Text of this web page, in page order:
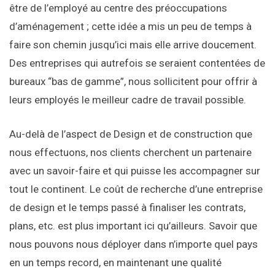
être de l’employé au centre des préoccupations
d’aménagement ; cette idée a mis un peu de temps à
faire son chemin jusqu’ici mais elle arrive doucement.
Des entreprises qui autrefois se seraient contentées de
bureaux “bas de gamme”, nous sollicitent pour offrir à
leurs employés le meilleur cadre de travail possible.
Au-delà de l’aspect de Design et de construction que
nous effectuons, nos clients cherchent un partenaire
avec un savoir-faire et qui puisse les accompagner sur
tout le continent. Le coût de recherche d’une entreprise
de design et le temps passé à finaliser les contrats,
plans, etc. est plus important ici qu’ailleurs. Savoir que
nous pouvons nous déployer dans n’importe quel pays
en un temps record, en maintenant une qualité